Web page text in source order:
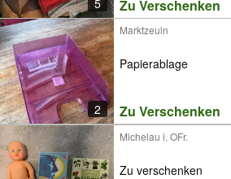
5 Zu Verschenken
2
Marktzeuln
Papierablage
Zu Verschenken
Michelau i. OFr.
Zu verschenken